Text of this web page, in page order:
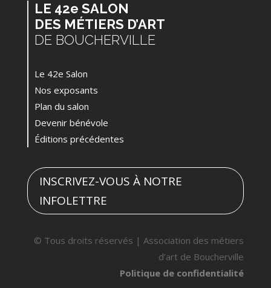
LE 42e SALON
DES MÉTIERS D’ART
DE BOUCHERVILLE
Le 42e Salon
Nos exposants
Plan du salon
Devenir bénévole
Éditions précédentes
INSCRIVEZ-VOUS À NOTRE
INFOLETTRE
© Tous droits réservés | Association des métiers
d’art de Boucherville
Politique de confidentialité